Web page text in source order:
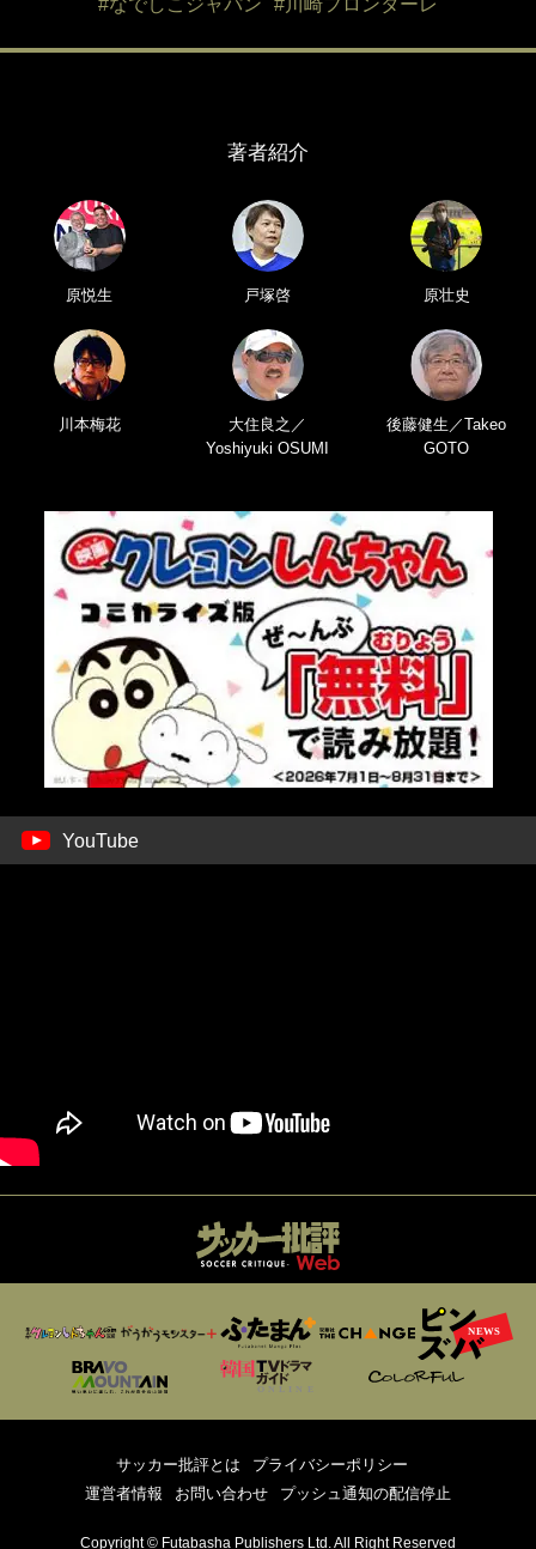
#なでしこジャパン
#川崎フロンターレ
著者紹介
原悦生 戸塚啓 原壮史
川本梅花
大住良之／
Yoshiyuki OSUMI
後藤健生／Takeo
GOTO
YouTube
サッカー批評とは
プライバシーポリシー
運営者情報
お問い合わせ プッシュ通知の配信停止
Copyright © Futabasha Publishers Ltd. All Right Reserved